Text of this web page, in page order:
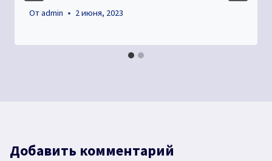
Отadmin 2 июня, 2023
Добавить комментарий